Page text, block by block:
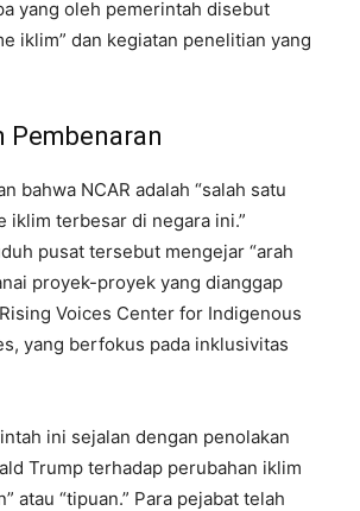
yang oleh pemerintah disebut
iklim” dan kegiatan penelitian yang
Pembenaran
bahwa NCAR adalah “salah satu
iklim terbesar di negara ini.”
pusat tersebut mengejar “arah
proyek-proyek yang dianggap
Voices Center for Indigenous
yang berfokus pada inklusivitas
ini sejalan dengan penolakan
Trump terhadap perubahan iklim
atau “tipuan.” Para pejabat telah